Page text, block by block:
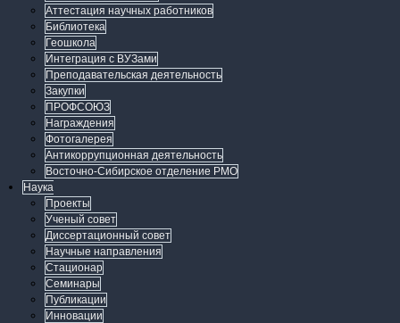
Аттестация научных работников
Библиотека
Геошкола
Интеграция с ВУЗами
Преподавательская деятельность
Закупки
ПРОФСОЮЗ
Награждения
Фотогалерея
Антикоррупционная деятельность
Восточно-Сибирское отделение РМО
Наука
Проекты
Ученый совет
Диссертационный совет
Научные направления
Стационар
Семинары
Публикации
Инновации